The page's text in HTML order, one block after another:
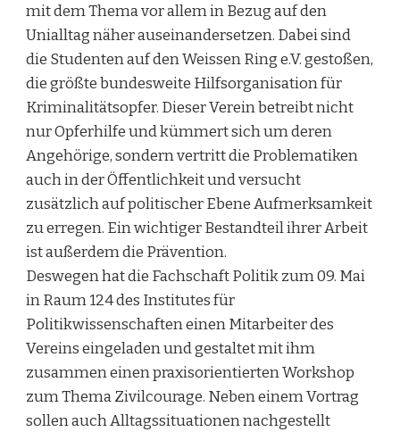
mit dem Thema vor allem in Bezug auf den
Unialltag näher auseinandersetzen. Dabei sind
die Studenten auf den Weissen Ring e.V. gestoßen,
die größte bundesweite Hilfsorganisation für
Kriminalitätsopfer. Dieser Verein betreibt nicht
nur Opferhilfe und kümmert sich um deren
Angehörige, sondern vertritt die Problematiken
auch in der Öffentlichkeit und versucht
zusätzlich auf politischer Ebene Aufmerksamkeit
zu erregen. Ein wichtiger Bestandteil ihrer Arbeit
ist außerdem die Prävention.
Deswegen hat die Fachschaft Politik zum 09. Mai
in Raum 124 des Institutes für
Politikwissenschaften einen Mitarbeiter des
Vereins eingeladen und gestaltet mit ihm
zusammen einen praxisorientierten Workshop
zum Thema Zivilcourage. Neben einem Vortrag
sollen auch Alltagssituationen nachgestellt